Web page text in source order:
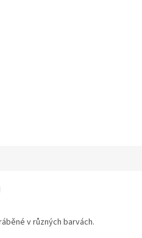
v různých barvách.